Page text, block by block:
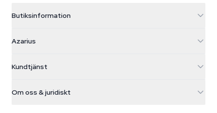
Butiksinformation
Galvaniweg 11
Nederland
+31(0)204897914
Azarius
Magiska svampar
Smokeshop
Kundtjänst
Returpolicy
Om oss & juridiskt